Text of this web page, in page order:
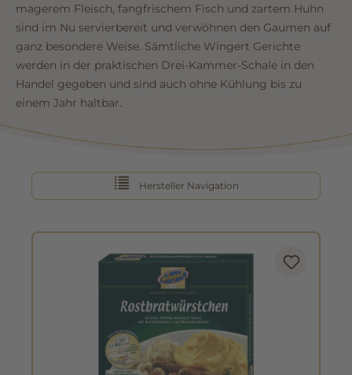
magerem Fleisch, fangfrischem Fisch und zartem Huhn
sind im Nu servierbereit und verwöhnen den Gaumen auf
ganz besondere Weise. Sämtliche Wingert Gerichte
werden in der praktischen Drei-Kammer-Schale in den
Handel gegeben und sind auch ohne Kühlung bis zu
einem Jahr haltbar.
Hersteller Navigation